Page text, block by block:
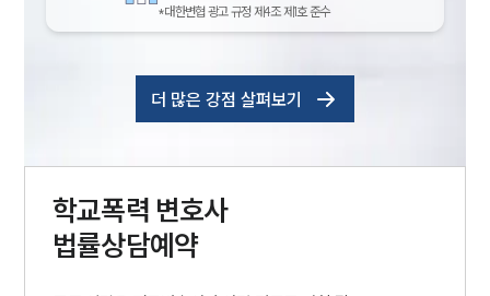
*대한변협 광고 규정 제4조 제1호 준수
더 많은 강점 살펴보기
학교폭력 변호사
법률상담예약